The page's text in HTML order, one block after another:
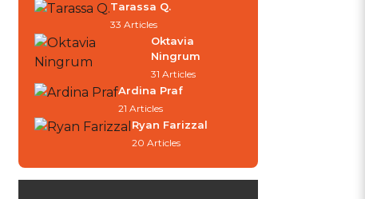
Tarassa Q.
33 Articles
Oktavia
Ningrum
31 Articles
Ardina Praf
21 Articles
Ryan Farizzal
20 Articles